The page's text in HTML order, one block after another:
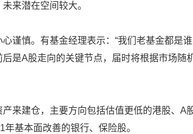
来潜在空间较大。
谨慎。有基金经理表示：“我们老基金都是谁
是A股走向的关键节点，届时将根据市场随
来建仓，主要方向包括估值更低的港股、A
基本面改善的银行、保险股。